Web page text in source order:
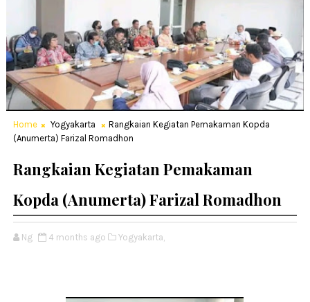
Home Yogyakarta
Rangkaian Kegiatan Pemakaman Kopda
(Anumerta) Farizal Romadhon
Rangkaian Kegiatan Pemakaman
Kopda (Anumerta) Farizal Romadhon
Ng 4 months ago Yogyakarta,